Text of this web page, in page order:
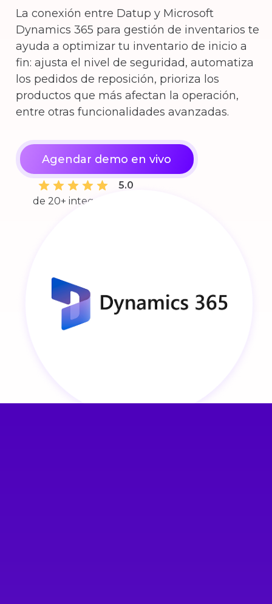
La conexión entre Datup y Microsoft
Dynamics 365 para gestión de inventarios te
ayuda a optimizar tu inventario de inicio a
fin: ajusta el nivel de seguridad, automatiza
los pedidos de reposición, prioriza los
productos que más afectan la operación,
entre otras funcionalidades avanzadas.
Agendar demo en vivo
5.0
de 20+ integraciones